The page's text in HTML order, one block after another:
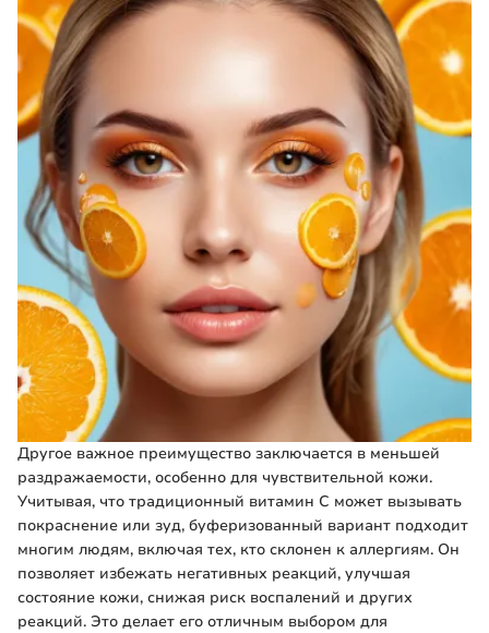
Другое важное преимущество заключается в меньшей
раздражаемости, особенно для чувствительной кожи.
Учитывая, что традиционный витамин C может вызывать
покраснение или зуд, буферизованный вариант подходит
многим людям, включая тех, кто склонен к аллергиям. Он
позволяет избежать негативных реакций, улучшая
состояние кожи, снижая риск воспалений и других
реакций. Это делает его отличным выбором для